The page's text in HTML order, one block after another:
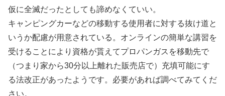
仮に全滅だったとしても諦めなくていい。
キャンピングカーなどの移動する使用者に対する抜け道と
いうか配慮が用意されている。オンラインの簡単な講習を
受けることにより資格が貰えてプロパンガスを移動先で
（つまり家から30分以上離れた販売店で）充填可能にす
る法改正があったようです。必要があれば調べてみてくだ
さい。